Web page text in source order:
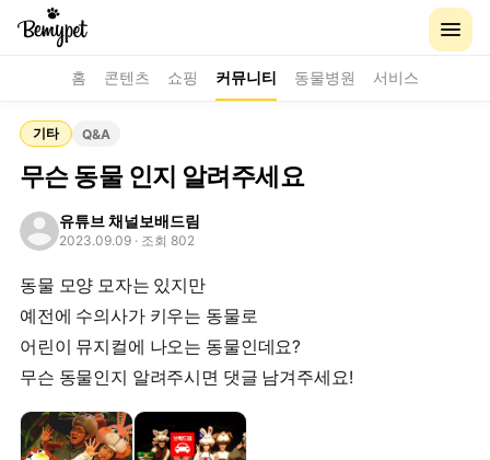
홈 콘텐츠 쇼핑 커뮤니티 동물병원 서비스
기타 Q&A
무슨 동물 인지 알려주세요
유튜브 채널보배드림
2023.09.09 · 조회 802
동물 모양 모자는 있지만
예전에 수의사가 키우는 동물로
어린이 뮤지컬에 나오는 동물인데요?
무슨 동물인지 알려주시면 댓글 남겨주세요!